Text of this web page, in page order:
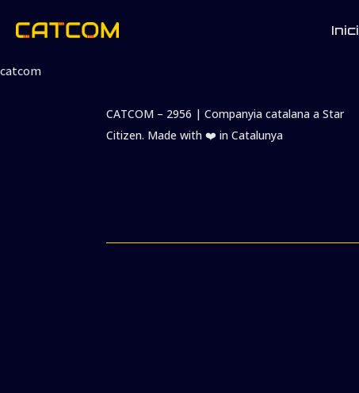
Inici
catcom
CATCOM – 2956 | Companyia catalana a Star
Citizen. Made with ❤️️ in Catalunya